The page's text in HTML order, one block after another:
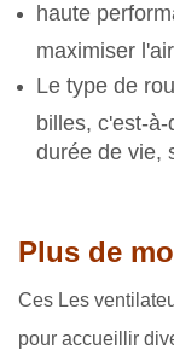
haute
maximiser
Le type de
billes, c'est-
durée de vie,
Plus de
Ces Les
pour accueillir